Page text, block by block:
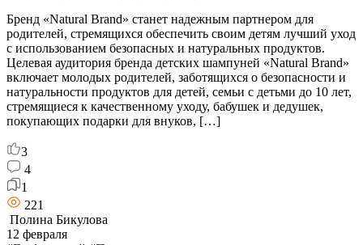
Бренд «Natural Brand» станет надежным партнером для
родителей, стремящихся обеспечить своим детям лучший уход
с использованием безопасных и натуральных продуктов.
Целевая аудитория бренда детских шампуней «Natural Brand»
включает молодых родителей, заботящихся о безопасности и
натуральности продуктов для детей, семьи с детьми до 10 лет,
стремящиеся к качественному уходу, бабушек и дедушек,
покупающих подарки для внуков, […]
3
4
1
221
Полина Бикулова
12 февраля